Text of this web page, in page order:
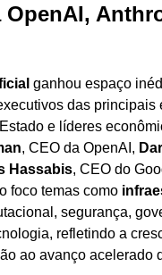
OpenAI,
ganhou espaço
das principais
e líderes
, CEO da OpenAI,
Hassabis, CEO do
foco temas como
segurança,
refletindo a
ao avanço acelerado